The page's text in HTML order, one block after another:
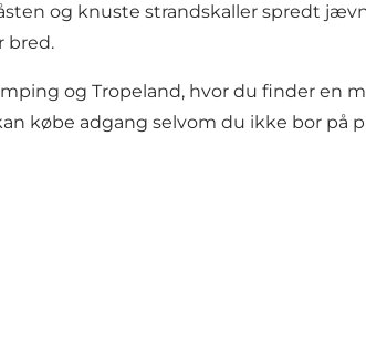
og knuste strandskaller spredt
bred.
og Tropeland, hvor du finder en
købe adgang selvom du ikke bor på